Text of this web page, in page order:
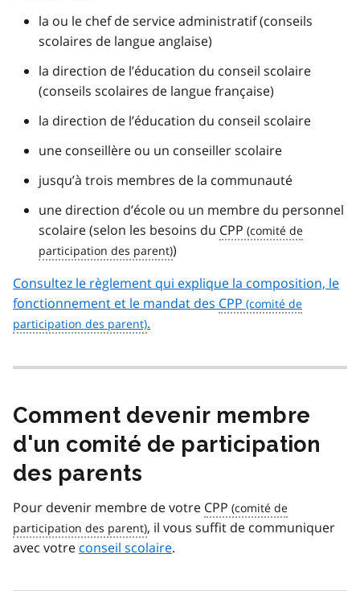
la ou le chef de service administratif (conseils
scolaires de langue anglaise)
la direction de l’éducation du conseil scolaire
(conseils scolaires de langue française)
la direction de l’éducation du conseil scolaire
une conseillère ou un conseiller scolaire
jusqu’à trois membres de la communauté
une direction d’école ou un membre du personnel
scolaire (selon les besoins du CPP
)
Consultez le règlement qui explique la composition, le
fonctionnement et le mandat des CPP
.
Comment devenir membre
d'un comité de participation
des parents
Pour devenir membre de votre CPP
, il vous suffit de communiquer
avec votre conseil scolaire.